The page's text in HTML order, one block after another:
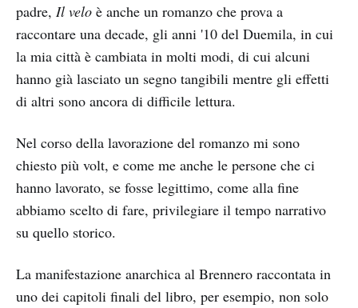
padre, Il velo è anche un romanzo che prova a
raccontare una decade, gli anni '10 del Duemila, in cui
la mia città è cambiata in molti modi, di cui alcuni
hanno già lasciato un segno tangibili mentre gli effetti
di altri sono ancora di difficile lettura.
Nel corso della lavorazione del romanzo mi sono
chiesto più volt, e come me anche le persone che ci
hanno lavorato, se fosse legittimo, come alla fine
abbiamo scelto di fare, privilegiare il tempo narrativo
su quello storico.
La manifestazione anarchica al Brennero raccontata in
uno dei capitoli finali del libro, per esempio, non solo